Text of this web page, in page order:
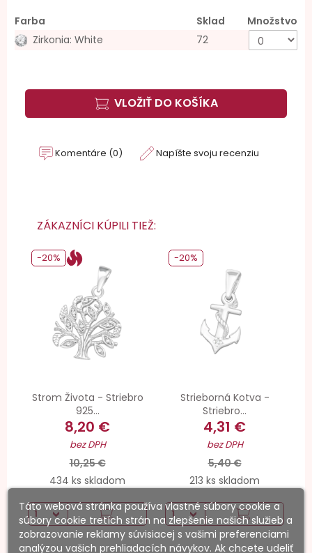
Farba Sklad
Množstvo
Zirkonia: White
72
VLOŽIŤ DO KOŠÍKA
Komentáre (0) Napíšte svoju recenziu
ZÁKAZNÍCI KÚPILI TIEŽ:
Strom Života - Striebro
925...
8,20 €
bez DPH
10,25 €
434 ks skladom
-20%
Strieborná Kotva -
Striebro...
4,31 €
bez DPH
5,40 €
213 ks skladom
-20%
Táto webová stránka používa vlastné súbory cookie a
súbory cookie tretích strán na zlepšenie našich služieb a
zobrazovanie reklamy súvisiacej s vašimi preferenciami
analýzou vašich prehliadacích návykov. Ak chcete udeliť